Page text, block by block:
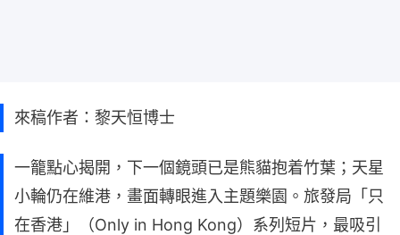
來稿作者：黎天恒博士
一籠點心揭開，下一個鏡頭已是熊貓抱着竹葉；天星
小輪仍在維港，畫面轉眼進入主題樂園。旅發局「只
在香港」（Only in Hong Kong）系列短片，最吸引